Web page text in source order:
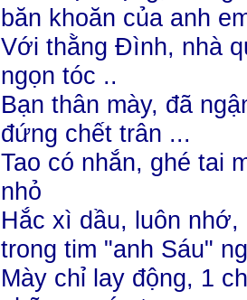
băn khoăn của anh
Với thằng Đình, nhà
ngọn tóc ..
Bạn thân mày, đã
đứng chết trân ...
Tao có nhắn, ghé tai
nhỏ
Hắc xì dầu, luôn nhớ,
trong tim "anh Sáu"
Mày chỉ lay động, 1